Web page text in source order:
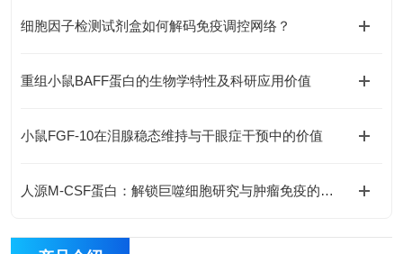
细胞因子检测试剂盒如何解码免疫调控网络？
重组小鼠BAFF蛋白的生物学特性及科研应用价值
小鼠FGF-10在泪腺稳态维持与干眼症干预中的价值
人源M-CSF蛋白：解锁巨噬细胞研究与肿瘤免疫的科研密钥